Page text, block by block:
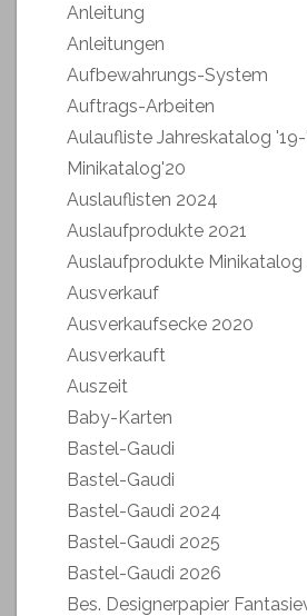
Anleitung
Anleitungen
Aufbewahrungs-System
Auftrags-Arbeiten
Aulaufliste Jahreskatalog
Minikatalog'20
Auslauflisten 2024
Auslaufprodukte 2021
Auslaufprodukte Minikatalog
Ausverkauf
Ausverkaufsecke 2020
Ausverkauft
Auszeit
Baby-Karten
Bastel-Gaudi
Bastel-Gaudi
Bastel-Gaudi 2024
Bastel-Gaudi 2025
Bastel-Gaudi 2026
Bes. Designerpapier